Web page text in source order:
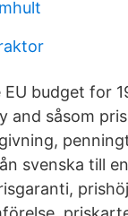
budget for
and såsom
svenska till